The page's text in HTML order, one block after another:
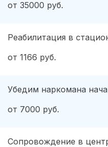
от 35000 руб.
Реабилитация в
от 1166 руб.
Убедим наркомана
от 7000 руб.
Сопровождение в